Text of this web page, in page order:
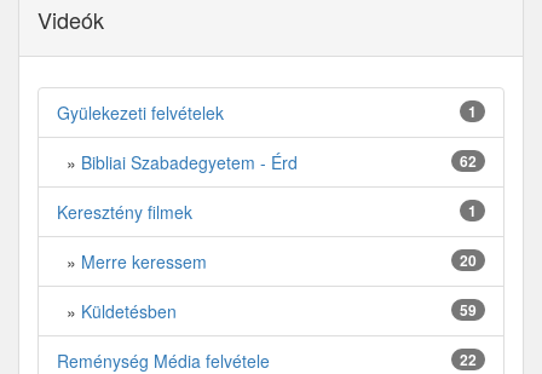
Videók
1
Gyülekezeti felvételek
62
» Bibliai Szabadegyetem - Érd
1
Keresztény filmek
20
» Merre keressem
59
» Küldetésben
22
Reménység Média felvétele